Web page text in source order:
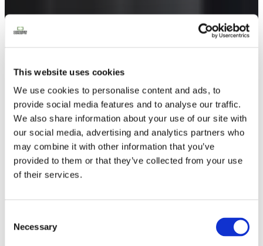
This website uses cookies
We use cookies to personalise content and ads, to
provide social media features and to analyse our traffic.
We also share information about your use of our site with
our social media, advertising and analytics partners who
may combine it with other information that you’ve
provided to them or that they’ve collected from your use
of their services.
Selection
Necessary